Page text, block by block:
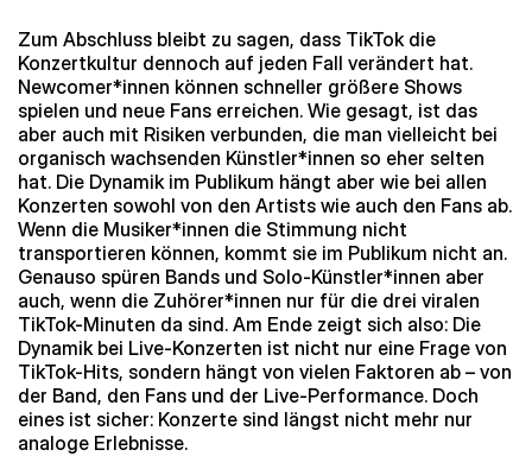
Zum Abschluss bleibt zu sagen, dass TikTok die
Konzertkultur dennoch auf jeden Fall verändert hat.
Newcomer*innen können schneller größere Shows
spielen und neue Fans erreichen. Wie gesagt, ist das
aber auch mit Risiken verbunden, die man vielleicht bei
organisch wachsenden Künstler*innen so eher selten
hat. Die Dynamik im Publikum hängt aber wie bei allen
Konzerten sowohl von den Artists wie auch den Fans ab.
Wenn die Musiker*innen die Stimmung nicht
transportieren können, kommt sie im Publikum nicht an.
Genauso spüren Bands und Solo-Künstler*innen aber
auch, wenn die Zuhörer*innen nur für die drei viralen
TikTok-Minuten da sind. Am Ende zeigt sich also: Die
Dynamik bei Live-Konzerten ist nicht nur eine Frage von
TikTok-Hits, sondern hängt von vielen Faktoren ab – von
der Band, den Fans und der Live-Performance. Doch
eines ist sicher: Konzerte sind längst nicht mehr nur
analoge Erlebnisse.